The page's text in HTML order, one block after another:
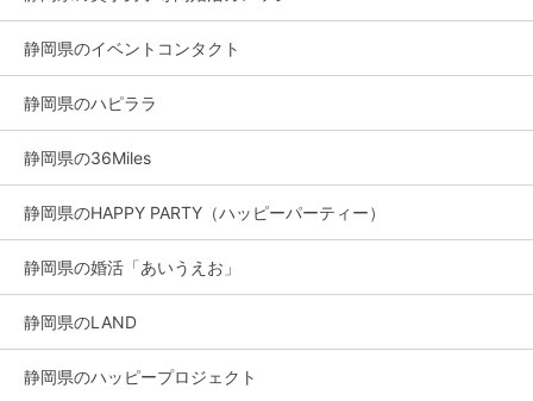
静岡県のイベントコンタクト
静岡県のハピララ
静岡県の36Miles
静岡県のHAPPY PARTY（ハッピーパーティー）
静岡県の婚活「あいうえお」
静岡県のLAND
静岡県のハッピープロジェクト